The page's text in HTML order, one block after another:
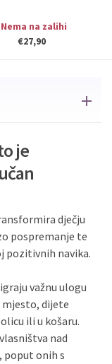
Nema na zalihi
€27,90
je
dječju
pospremanje te
pozitivnih navika.
važnu ulogu
mjesto, dijete
ili u košaru.
nad
onih s